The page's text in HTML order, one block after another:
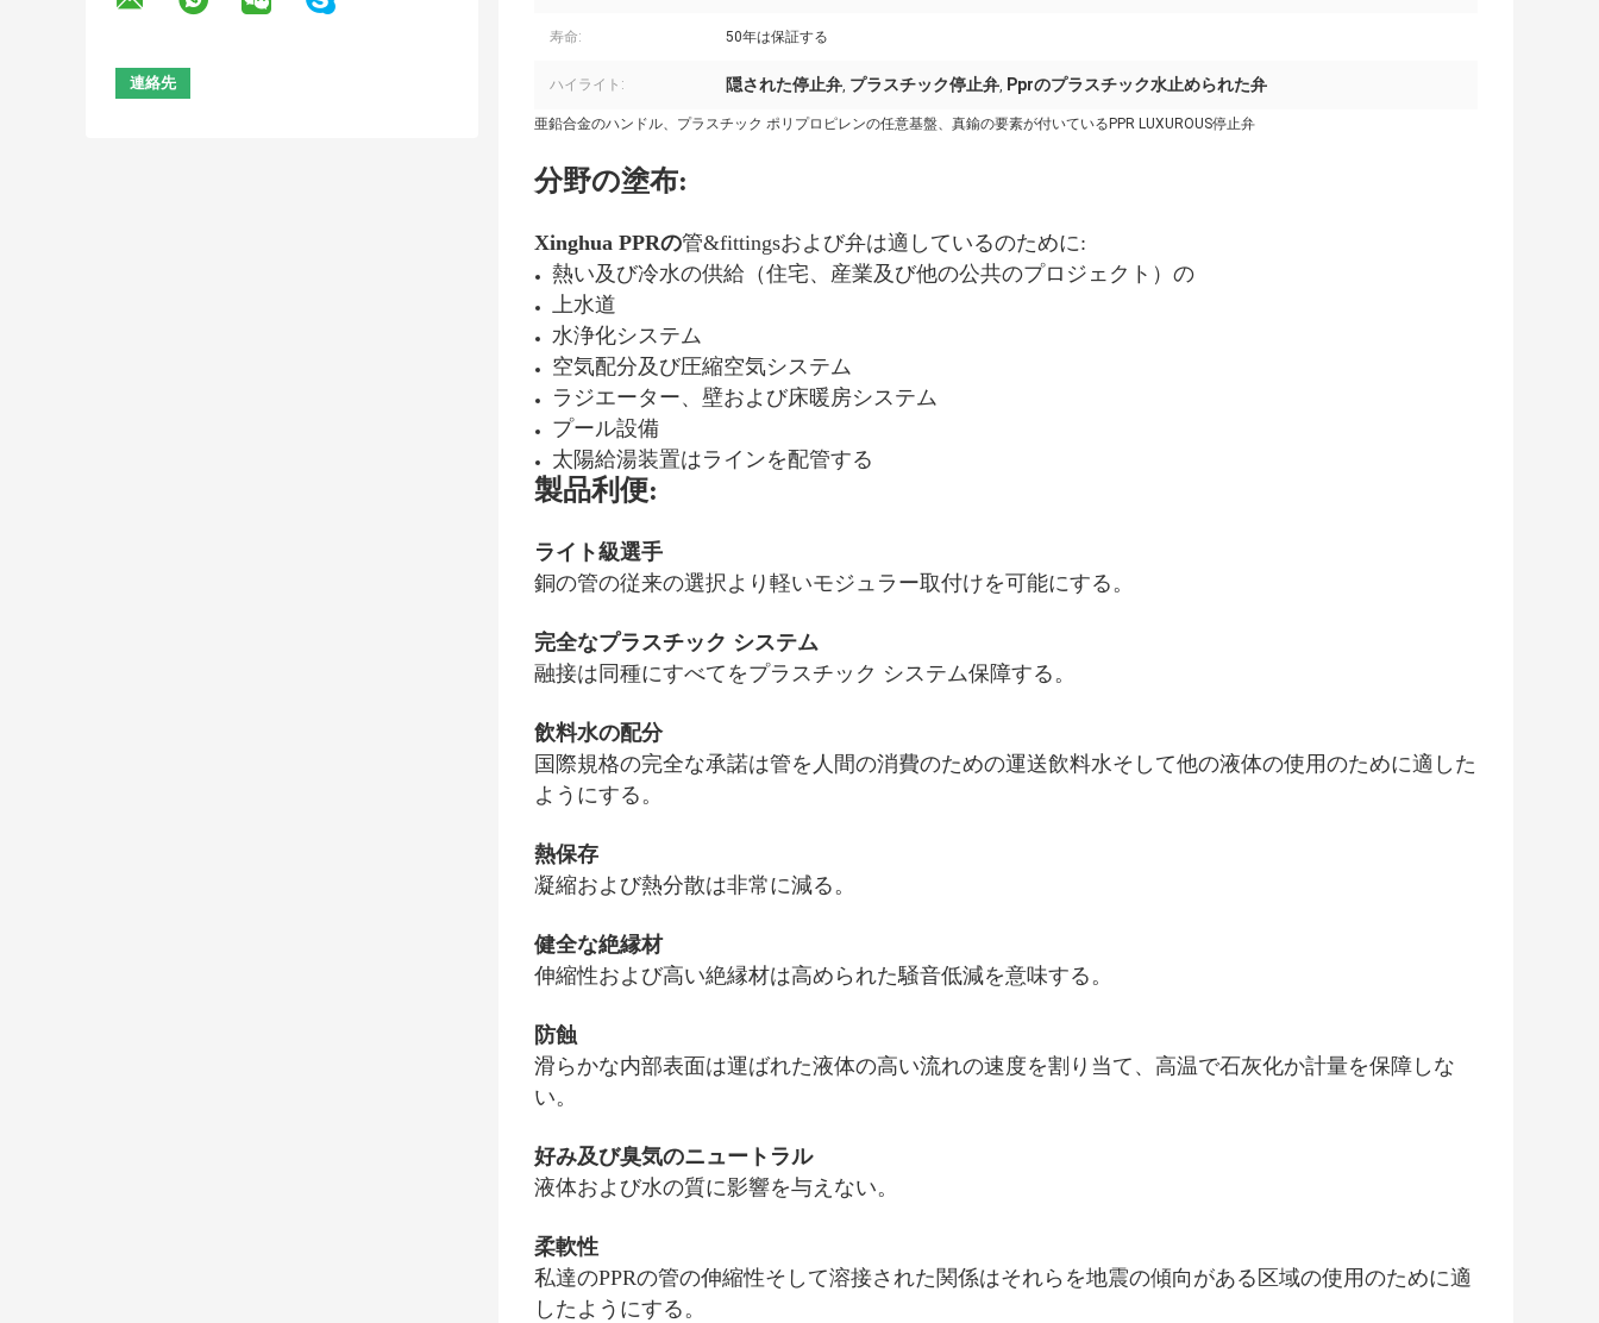
寿命: 50年は保証する
ハイライト: 隠された停止弁, プラスチック停止弁, Pprのプラスチック水止められた弁
亜鉛合金のハンドル、プラスチック ポリプロピレンの任意基盤、真鍮の要素が付いているPPR LUXUROUS停止弁
分野の塗布:
Xinghua PPRの管&fittingsおよび弁は適しているのために:
熱い及び冷水の供給（住宅、産業及び他の公共のプロジェクト）の
上水道
水浄化システム
空気配分及び圧縮空気システム
ラジエーター、壁および床暖房システム
プール設備
太陽給湯装置はラインを配管する
製品利便:
ライト級選手
銅の管の従来の選択より軽いモジュラー取付けを可能にする。
完全なプラスチック システム
融接は同種にすべてをプラスチック システム保障する。
飲料水の配分
国際規格の完全な承諾は管を人間の消費のための運送飲料水そして他の液体の使用のために適した
ようにする。
熱保存
凝縮および熱分散は非常に減る。
健全な絶縁材
伸縮性および高い絶縁材は高められた騒音低減を意味する。
防蝕
滑らかな内部表面は運ばれた液体の高い流れの速度を割り当て、高温で石灰化か計量を保障しな
い。
好み及び臭気のニュートラル
液体および水の質に影響を与えない。
柔軟性
私達のPPRの管の伸縮性そして溶接された関係はそれらを地震の傾向がある区域の使用のために適
したようにする。